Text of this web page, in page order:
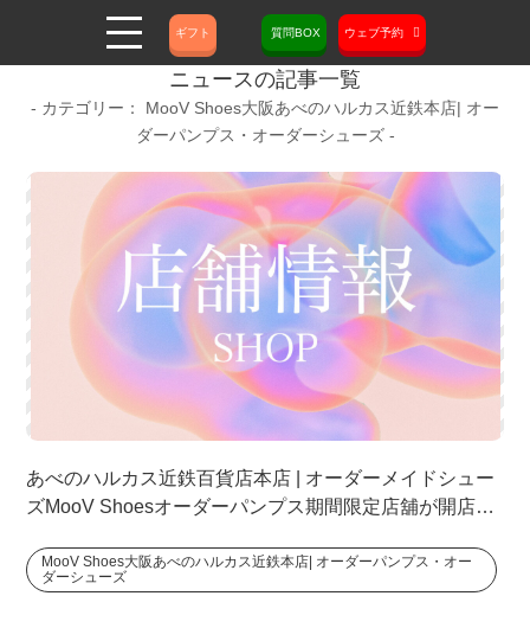
ギフト 質問BOX ウェブ予約
ニュースの記事一覧
MooV Shoes大阪あべのハルカス近鉄本店| オー
ダーパンプス・オーダーシューズ
あべのハルカス近鉄百貨店本店 | オーダーメイドシュー
ズMooV Shoesオーダーパンプス期間限定店舖が開店い
MooV Shoes大阪あべのハルカス近鉄本店| オーダーパンプス・オー
ダーシューズ